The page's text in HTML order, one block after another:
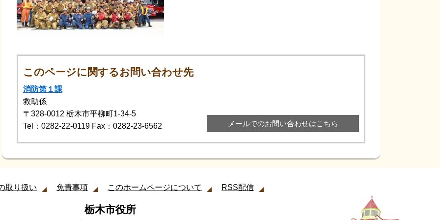
このページに関するお問い合わせ先
消防第１課
救助係
〒328-0012 栃木市平柳町1-34-5
Tel：0282-22-0119 Fax：0282-23-6562 メールでのお問い合わせはこちら
取り扱い 免責事項 このホームページについて RSS配信
栃木市役所